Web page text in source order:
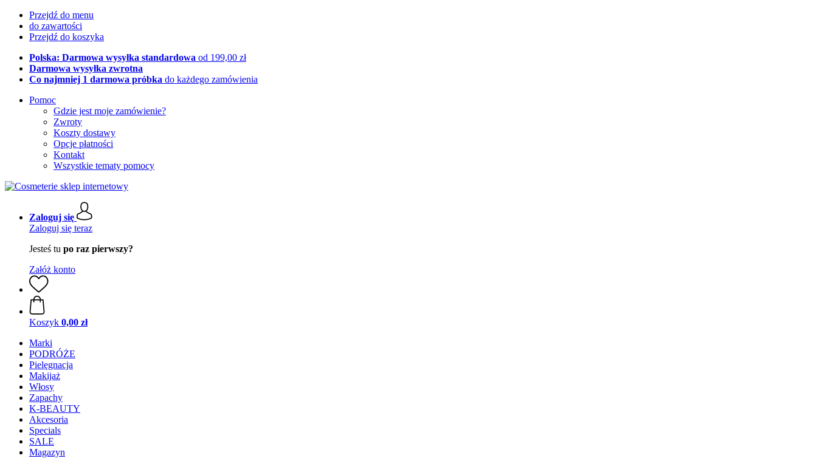
Przejdź do menu
do zawartości
Przejdź do koszyka
Polska: Darmowa wysyłka standardowa od 199,00 zł
Darmowa wysyłka zwrotna
Co najmniej 1 darmowa próbka do każdego zamówienia
Pomoc
Gdzie jest moje zamówienie?
Zwroty
Koszty dostawy
Opcje płatności
Kontakt
Wszystkie tematy pomocy
Zaloguj się
Zaloguj się teraz
Jesteś tu po raz pierwszy?
Załóż konto
Koszyk 0,00 zł
Marki
PODRÓŻE
Pielęgnacja
Makijaż
Włosy
Zapachy
K-BEAUTY
Akcesoria
Specials
SALE
Magazyn